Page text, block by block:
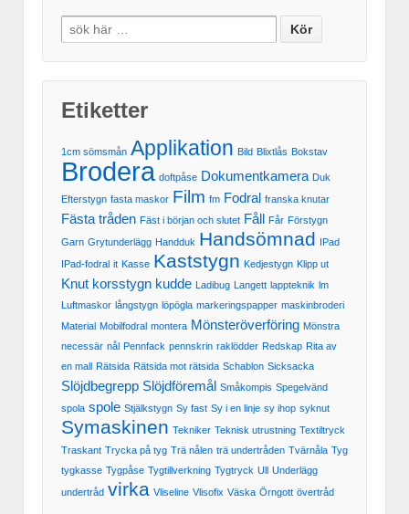
Etiketter
1cm sömsmån Applikation Bild Blixtlås Bokstav
Brodera doftpåse Dokumentkamera Duk
Efterstygn fasta maskor Film fm Fodral franska knutar
Fästa tråden Fäst i början och slutet Fåll Får Förstygn
Garn Grytunderlägg Handduk Handsömnad IPad
IPad-fodral it Kasse Kaststygn Kedjestygn Klipp ut
Knut korsstygn kudde Ladibug Langett lappteknik lm
Luftmaskor långstygn löpögla markeringspapper maskinbroderi
Material Mobilfodral montera Mönsteröverföring Mönstra
necessär nål Pennfack pennskrin raklödder Redskap Rita av
en mall Rätsida Rätsida mot rätsida Schablon Sicksacka
Slöjdbegrepp Slöjdföremål Småkompis Spegelvänd
spola spole Stjälkstygn Sy fast Sy i en linje sy ihop syknut
Symaskinen Tekniker Teknisk utrustning Textiltryck
Traskant Trycka på tyg Trä nålen trä undertråden Tvärnåla Tyg
tygkasse Tygpåse Tygtillverkning Tygtryck Ull Underlägg
undertråd virka Vliseline Vlisofix Väska Örngott övertråd